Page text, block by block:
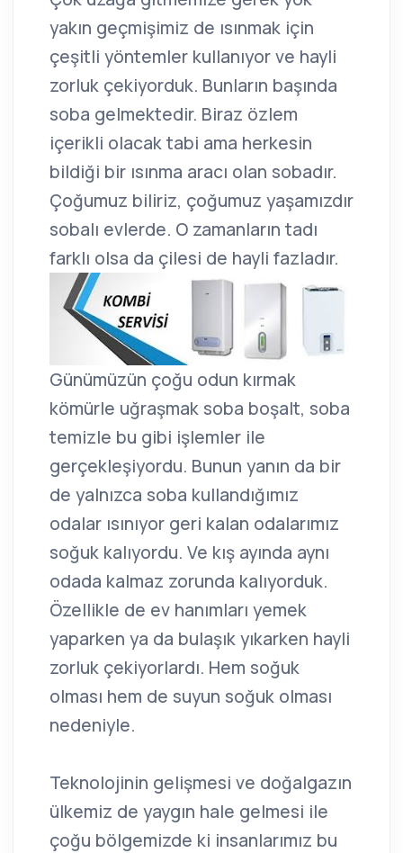
yakın geçmişimiz de ısınmak için
çeşitli yöntemler kullanıyor ve hayli
zorluk çekiyorduk. Bunların başında
soba gelmektedir. Biraz özlem
içerikli olacak tabi ama herkesin
bildiği bir ısınma aracı olan sobadır.
Çoğumuz biliriz, çoğumuz yaşamızdır
sobalı evlerde. O zamanların tadı
farklı olsa da çilesi de hayli fazladır.
Günümüzün çoğu odun kırmak
kömürle uğraşmak soba boşalt, soba
temizle bu gibi işlemler ile
gerçekleşiyordu. Bunun yanın da bir
de yalnızca soba kullandığımız
odalar ısınıyor geri kalan odalarımız
soğuk kalıyordu. Ve kış ayında aynı
odada kalmaz zorunda kalıyorduk.
Özellikle de ev hanımları yemek
yaparken ya da bulaşık yıkarken hayli
zorluk çekiyorlardı. Hem soğuk
olması hem de suyun soğuk olması
nedeniyle.
Teknolojinin gelişmesi ve doğalgazın
ülkemiz de yaygın hale gelmesi ile
çoğu bölgemizde ki insanlarımız bu